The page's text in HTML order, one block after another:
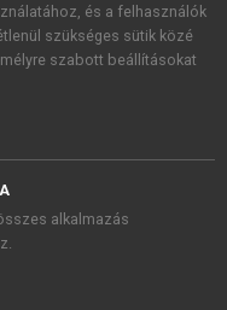
valamint a szotar.netés a
foglaltakat
és a felhasználók
szükséges sütik közé
szabott beállításokat
alkalmazás